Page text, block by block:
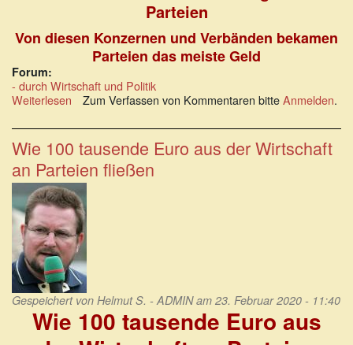
Parteien
Von diesen Konzernen und Verbänden bekamen
Parteien das meiste Geld
Forum:
- durch Wirtschaft und Politik
Weiterlesen über
für
2018:
Listen
finanzieller
Zuwendungen
an
Parteien
Zum Verfassen von Kommentaren bitteAnmelden.
Wie 100 tausende Euro aus der Wirtschaft
an Parteien fließen
Gespeichert von Helmut S. - ADMINam 23. Februar 2020 - 11:40
Wie 100 tausende Euro aus